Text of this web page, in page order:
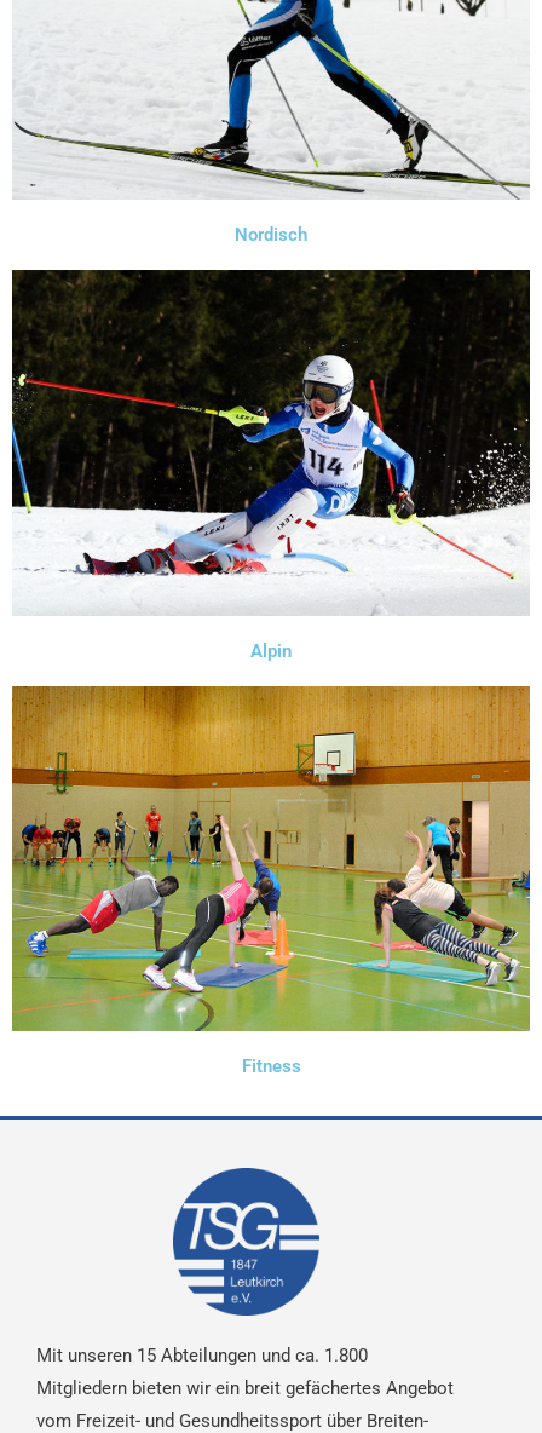
Nordisch
Alpin
Fitness
Mit unseren 15 Abteilungen und ca. 1.800
Mitgliedern bieten wir ein breit gefächertes Angebot
vom Freizeit- und Gesundheitssport über Breiten-